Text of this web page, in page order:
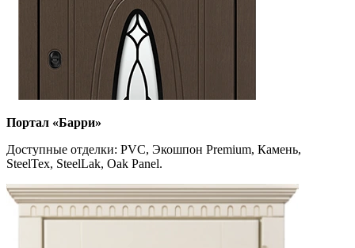
Портал «Барри»
Доступные отделки: PVC, Экошпон Premium, Камень,
SteelTex, SteelLak, Oak Panel.